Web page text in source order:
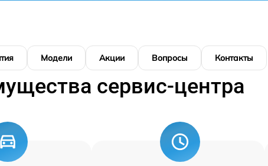
Модели Акции Вопросы Контакты
сервис-центра